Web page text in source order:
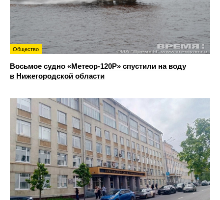
Общество
Восьмое судно «Метеор-120Р» спустили на воду
в Нижегородской области